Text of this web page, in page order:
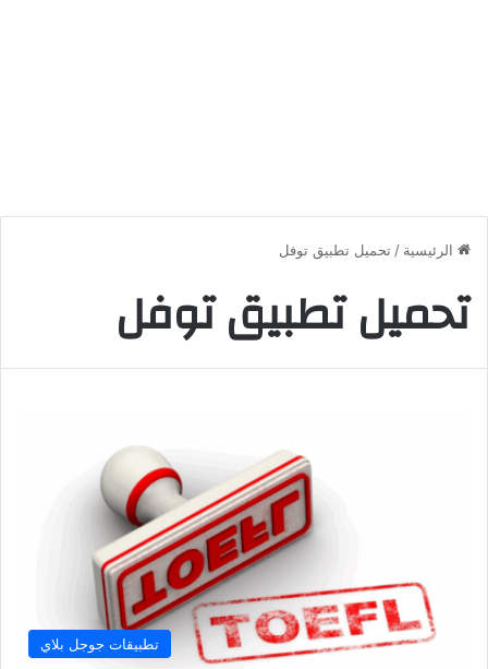
الرئيسية / تحميل تطبيق توفل
تحميل تطبيق توفل
تطبيقات جوجل بلاي